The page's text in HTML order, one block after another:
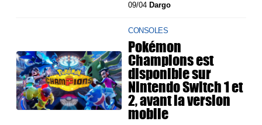
09/04 Dargo
CONSOLES
Pokémon
Champions est
disponible sur
Nintendo Switch 1 et
2, avant la version
mobile